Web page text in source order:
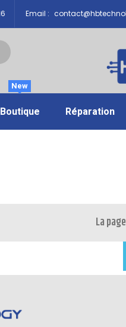
Email :
Boutique
New
Réparation
La